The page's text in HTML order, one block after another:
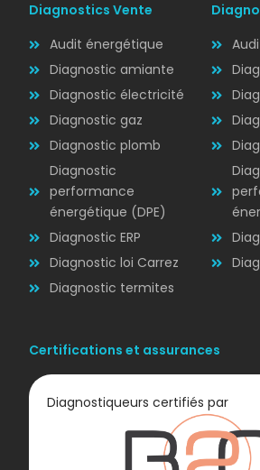
Diagnostic
ÉLECTRICITÉ
Diagnostics Vente
Audit énergétique
Diagnostic amiante
Diagnostic électricité
Diagnostic gaz
Diagnostic plomb
Diagnostic
performance
énergétique (DPE)
Diagnostic ERP
Diagnostic loi Carrez
Diagnostic termites
Certifications et assurances
Diagnostiqueurs certifiés par